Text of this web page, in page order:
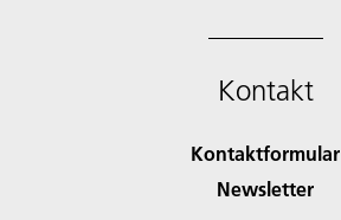
Kontakt
Kontaktformular
Newsletter